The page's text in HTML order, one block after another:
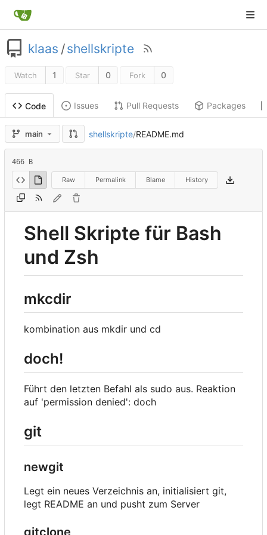
klaas /shellskripte
Watch 1 Star 0 Fork 0
Code Issues Pull Requests Packages
main shellskripte/README.md
466 B
Raw Permalink Blame History
Shell Skripte für Bash
und Zsh
mkcdir
kombination aus mkdir und cd
doch!
Führt den letzten Befahl als sudo aus. Reaktion
auf 'permission denied': doch
git
newgit
Legt ein neues Verzeichnis an, initialisiert git,
legt README an und pusht zum Server